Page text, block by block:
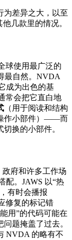
为差异之大，以至
几款里的情况。
球使用最广泛的
最自然。NVDA
成为出色的基
常会把它直白地
（用于阅读和结构
作小部件）——而
换的小部件。
府和许多工作场
配。JAWS 以“热
有时会播报
修复的标记错
用”的代码可能在
题掩盖了过去。
NVDA 的略有不